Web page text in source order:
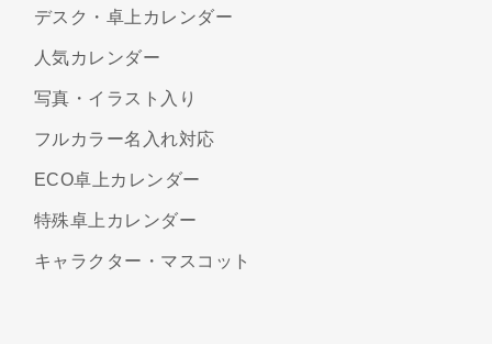
デスク・卓上カレンダー
人気カレンダー
写真・イラスト入り
フルカラー名入れ対応
ECO卓上カレンダー
特殊卓上カレンダー
キャラクター・マスコット